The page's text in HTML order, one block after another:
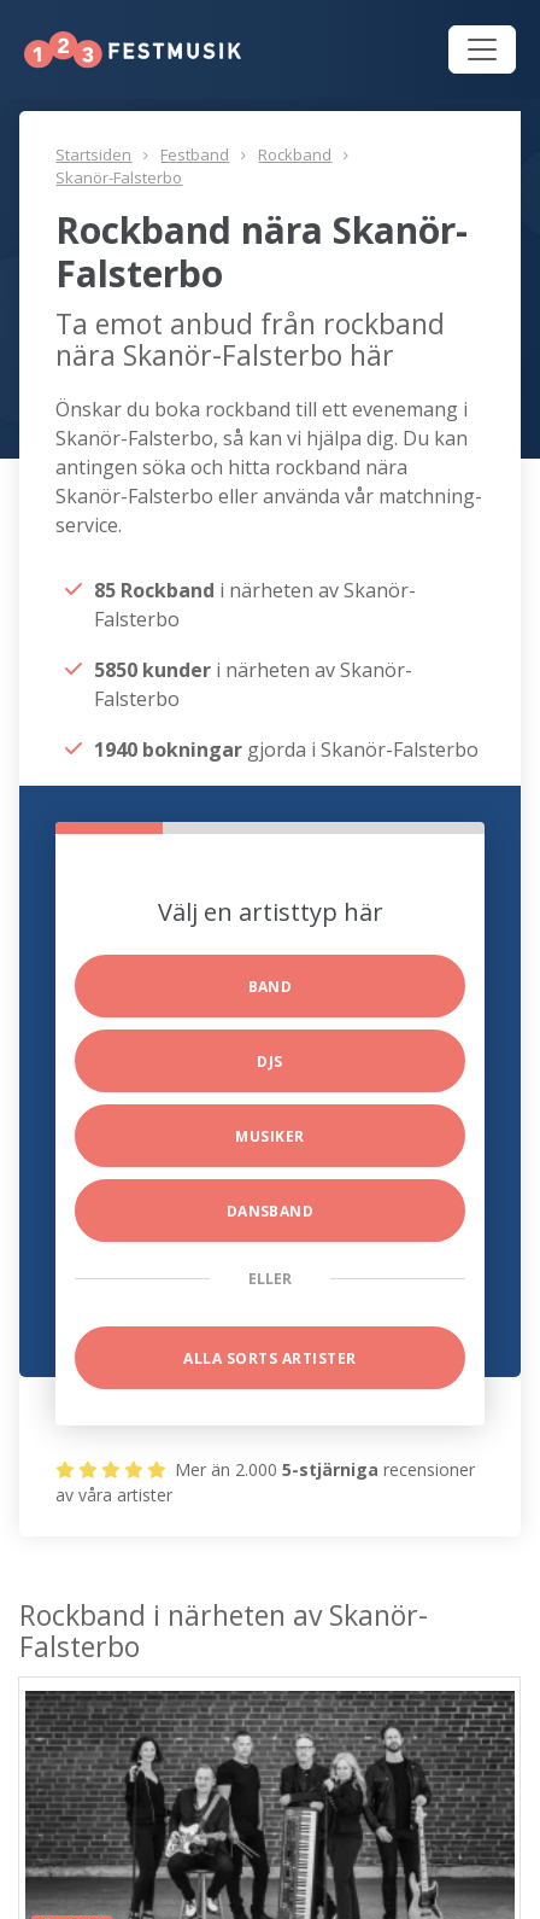
Startsiden Festband
Rockband
Skanör-Falsterbo
Rockband nära Skanör-
Falsterbo
Ta emot anbud från rockband
nära Skanör-Falsterbo här
Önskar du boka rockband till ett evenemang i
Skanör-Falsterbo, så kan vi hjälpa dig. Du kan
antingen söka och hitta rockband nära
Skanör-Falsterbo eller använda vår matchning-
service.
85 Rockband i närheten av Skanör-
Falsterbo
5850 kunder i närheten av Skanör-
Falsterbo
1940 bokningar gjorda i Skanör-Falsterbo
Välj en artisttyp här
BAND
DJS
MUSIKER
DANSBAND
ELLER
ALLA SORTS ARTISTER
Mer än 2.0005-stjärniga recensioner
av våra artister
Rockband i närheten av Skanör-
Falsterbo